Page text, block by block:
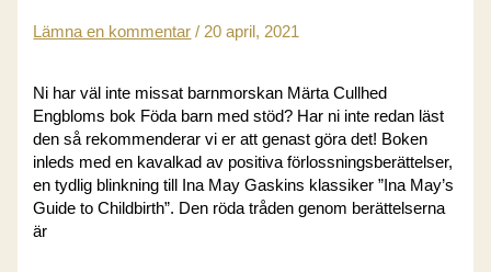
Lämna en kommentar / 20 april, 2021
Ni har väl inte missat barnmorskan Märta Cullhed
Engbloms bok Föda barn med stöd? Har ni inte redan läst
den så rekommenderar vi er att genast göra det! Boken
inleds med en kavalkad av positiva förlossningsberättelser,
en tydlig blinkning till Ina May Gaskins klassiker ”Ina May’s
Guide to Childbirth”. Den röda tråden genom berättelserna
är